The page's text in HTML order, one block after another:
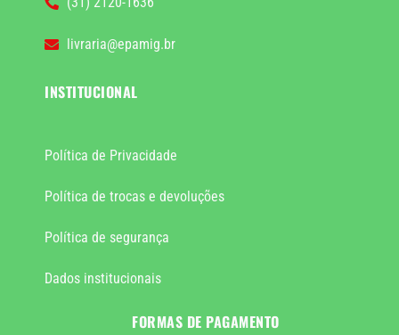
livraria@epamig.br
INSTITUCIONAL
Política de Privacidade
Política de trocas e devoluções
Política de segurança
Dados institucionais
FORMAS DE PAGAMENTO